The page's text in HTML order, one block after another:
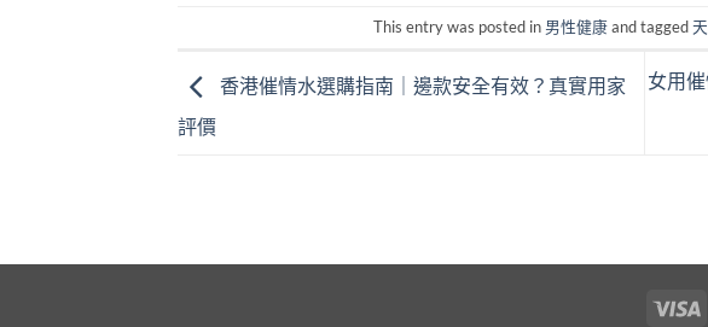
This entry was posted in 男性健康and tagged
香港催情水選購指南｜邊款安全有效？真實用家
評價
女用